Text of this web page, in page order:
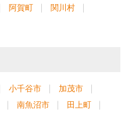
阿賀町
関川村
小千谷市
加茂市
南魚沼市
田上町